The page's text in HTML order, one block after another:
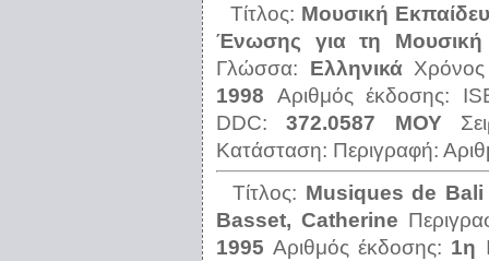
Τίτλος: Μουσική
Ένωσης για τη Μουσική
Γλώσσα: Ελληνικά
1998 Αριθμός έκδοσης:
DDC:372.0587 ΜΟΥ
Κατάσταση: Περιγραφή:
Τίτλος: Μusiques de
Basset, Catherine
1995 Αριθμός έκδοσης: 1η